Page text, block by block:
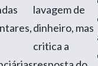
lavagem de
dinheiro, mas
critica a